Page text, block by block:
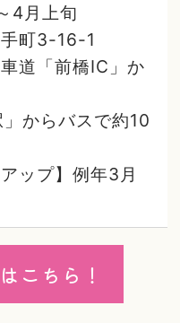
4月上旬
町3-16-1
道「前橋IC」か
からバスで約10
アップ】例年3月
こちら！